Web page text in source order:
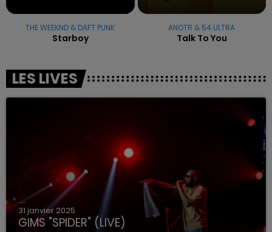
THE WEEKND & DAFT PUNK
Starboy
ANOTR & 54 ULTRA
Talk To You
LES LIVES
31 janvier 2025
GIMS "SPIDER" (LIVE)